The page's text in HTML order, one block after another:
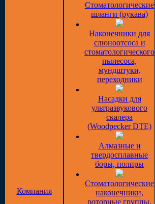
Компания
Стоматологические
шланги (рукава)
Наконечники для
слюноотсоса и
стоматологического
пылесоса,
мундштуки,
переходники
Насадки для
ультразвукового
скалера
(Woodpecker DTE)
Алмазные и
твердосплавные
боры, полиры
Стоматологические
наконечники,
роторные группы,